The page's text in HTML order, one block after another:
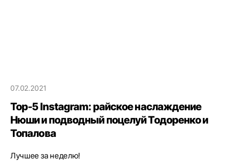
07.02.2021
Top-5 Instagram: райское наслаждение
Нюши и подводный поцелуй Тодоренко и
Топалова
Лучшее за неделю!